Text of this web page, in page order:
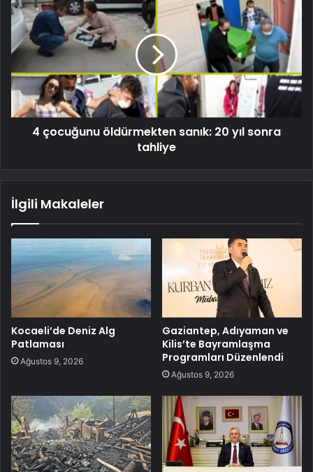
4 çocuğunu öldürmekten sanık: 20 yıl sonra
tahliye
İlgili Makaleler
Kocaeli’de Deniz Alg
Patlaması
Ağustos 9, 2026
Gaziantep, Adıyaman ve
Kilis’te Bayramlaşma
Programları Düzenlendi
Ağustos 9, 2026